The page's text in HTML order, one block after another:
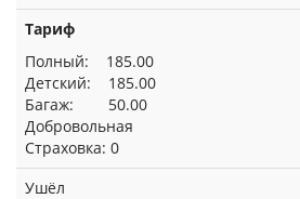
Тариф
Полный: 185.00
Детский: 185.00
Багаж: 50.00
Добровольная
Страховка: 0
Ушёл